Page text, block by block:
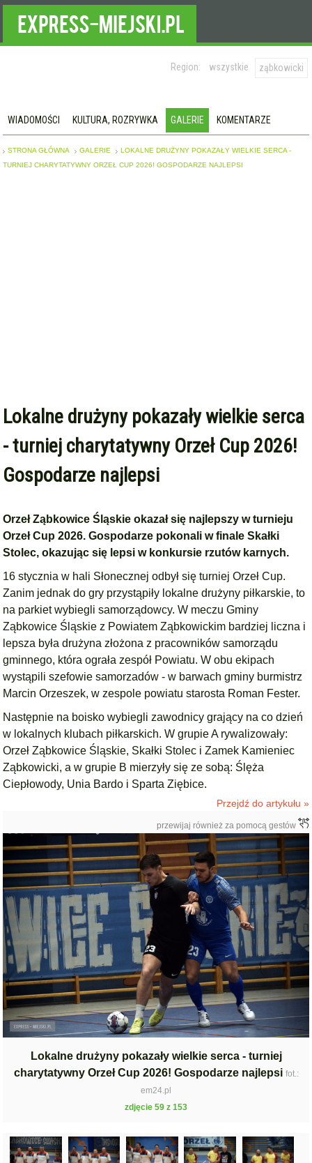
Region: wszystkie ząbkowicki
WIADOMOŚCI KULTURA, ROZRYWKA GALERIE KOMENTARZE
STRONA GŁÓWNA GALERIE
LOKALNE DRUŻYNY POKAZAŁY WIELKIE SERCA -
TURNIEJ CHARYTATYWNY ORZEŁ CUP 2026! GOSPODARZE NAJLEPSI
Lokalne drużyny pokazały wielkie serca
- turniej charytatywny Orzeł Cup 2026!
Gospodarze najlepsi
Orzeł Ząbkowice Śląskie okazał się najlepszy w turnieju
Orzeł Cup 2026. Gospodarze pokonali w finale Skałki
Stolec, okazując się lepsi w konkursie rzutów karnych.
16 stycznia w hali Słonecznej odbył się turniej Orzeł Cup.
Zanim jednak do gry przystąpiły lokalne drużyny piłkarskie, to
na parkiet wybiegli samorządowcy. W meczu Gminy
Ząbkowice Śląskie z Powiatem Ząbkowickim bardziej liczna i
lepsza była drużyna złożona z pracowników samorządu
gminnego, która ograła zespół Powiatu. W obu ekipach
wystąpili szefowie samorzadów - w barwach gminy burmistrz
Marcin Orzeszek, w zespole powiatu starosta Roman Fester.
Następnie na boisko wybiegli zawodnicy grający na co dzień
w lokalnych klubach piłkarskich. W grupie A rywalizowały:
Orzeł Ząbkowice Śląskie, Skałki Stolec i Zamek Kamieniec
Ząbkowicki, a w grupie B mierzyły się ze sobą: Ślęża
Ciepłowody, Unia Bardo i Sparta Ziębice.
Przejdź do artykułu »
przewijaj również za pomocą gestów
Lokalne drużyny pokazały wielkie serca - turniej
charytatywny Orzeł Cup 2026! Gospodarze najlepsi fot.:
em24.pl
zdjęcie 59 z 153